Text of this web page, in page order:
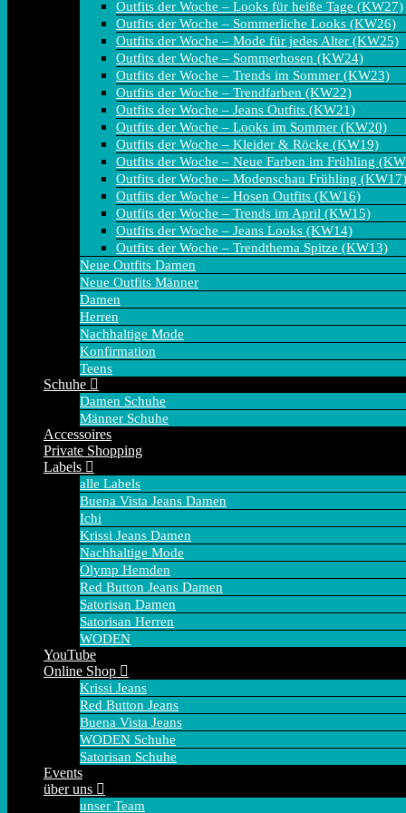
Outfits der Woche – Looks für heiße Tage (KW27)
Outfits der Woche – Sommerliche Looks (KW26)
Outfits der Woche – Mode für jedes Alter (KW25)
Outfits der Woche – Sommerhosen (KW24)
Outfits der Woche – Trends im Sommer (KW23)
Outfits der Woche – Trendfarben (KW22)
Outfits der Woche – Jeans Outfits (KW21)
Outfits der Woche – Looks im Sommer (KW20)
Outfits der Woche – Kleider & Röcke (KW19)
Outfits der Woche – Neue Farben im Frühling
Outfits der Woche – Modenschau Frühling (KW17)
Outfits der Woche – Hosen Outfits (KW16)
Outfits der Woche – Trends im April (KW15)
Outfits der Woche – Jeans Looks (KW14)
Outfits der Woche – Trendthema Spitze (KW13)
Neue Outfits Damen
Neue Outfits Männer
Damen
Herren
Nachhaltige Mode
Konfirmation
Teens
Schuhe
Damen Schuhe
Männer Schuhe
Accessoires
Private Shopping
Labels
alle Labels
Buena Vista Jeans Damen
Ichi
Krissi Jeans Damen
Nachhaltige Mode
Olymp Hemden
Red Button Jeans Damen
Satorisan Damen
Satorisan Herren
WODEN
YouTube
Online Shop
Krissi Jeans
Red Button Jeans
Buena Vista Jeans
WODEN Schuhe
Satorisan Schuhe
Events
über uns
unser Team